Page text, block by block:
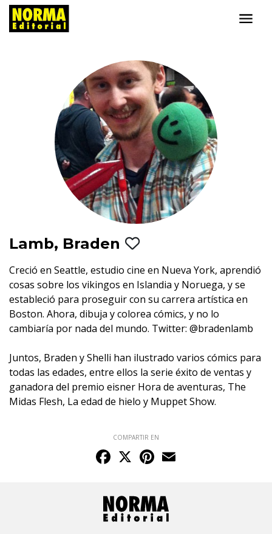
Lamb, Braden
Creció en Seattle, estudio cine en Nueva York, aprendió
cosas sobre los vikingos en Islandia y Noruega, y se
estableció para proseguir con su carrera artística en
Boston. Ahora, dibuja y colorea cómics, y no lo
cambiaría por nada del mundo. Twitter: @bradenlamb
Juntos, Braden y Shelli han ilustrado varios cómics para
todas las edades, entre ellos la serie éxito de ventas y
ganadora del premio eisner Hora de aventuras, The
Midas Flesh, La edad de hielo y Muppet Show.
COMPARTIR EN
Facebook
X Pinterest